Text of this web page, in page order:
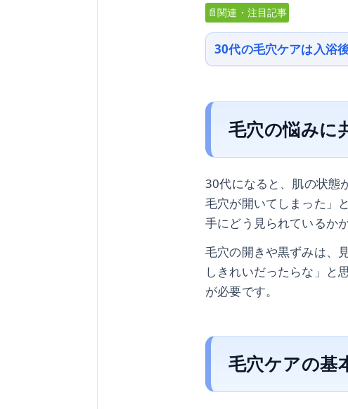
📄関連・注目記事
30代の毛穴ケアは入浴
毛穴の悩みに
30代になると、肌の状態
毛穴が開いてしまった」
手にどう見られているか
毛穴の開きや黒ずみは、
しきれいだったらな」と
が必要です。
毛穴ケアの基